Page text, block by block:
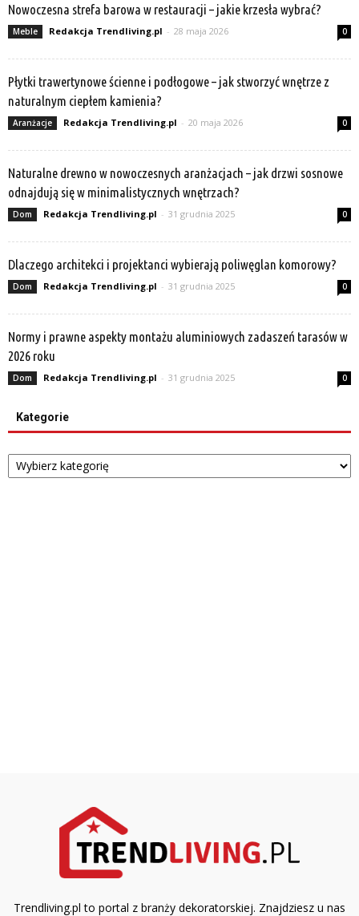
Nowoczesna strefa barowa w restauracji – jakie krzesła wybrać?
Meble Redakcja Trendliving.pl - 28 maja 2026 0
Płytki trawertynowe ścienne i podłogowe – jak stworzyć wnętrze z
naturalnym ciepłem kamienia?
Aranżacje Redakcja Trendliving.pl - 20 maja 2026 0
Naturalne drewno w nowoczesnych aranżacjach – jak drzwi sosnowe
odnajdują się w minimalistycznych wnętrzach?
Dom Redakcja Trendliving.pl - 31 grudnia 2025 0
Dlaczego architekci i projektanci wybierają poliwęglan komorowy?
Dom Redakcja Trendliving.pl - 31 grudnia 2025 0
Normy i prawne aspekty montażu aluminiowych zadaszeń tarasów w
2026 roku
Dom Redakcja Trendliving.pl - 31 grudnia 2025 0
Kategorie
Kategorie
Trendliving.pl to portal z branży dekoratorskiej. Znajdziesz u nas